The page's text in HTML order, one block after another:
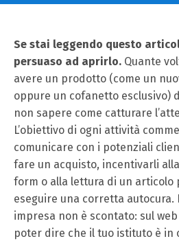
Se stai leggendo questo
persuaso ad aprirlo. Quante
avere un prodotto (come un
oppure un cofanetto esclusivo)
non sapere come catturare
L’obiettivo di ogni attività
comunicare con i potenziali
fare un acquisto, incentivarli
form o alla lettura di un articolo
eseguire una corretta autocura.
impresa non è scontato: sul
poter dire che il tuo istituto è in